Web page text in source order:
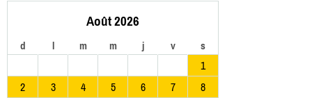
Août 2026
d l m m j v s
1
2
3 4 5 6 7
8